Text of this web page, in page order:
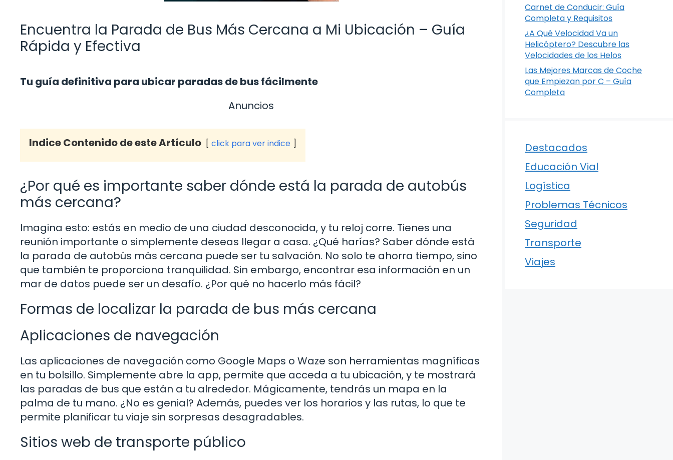
Encuentra la Parada de Bus Más Cercana a Mi Ubicación – Guía
Rápida y Efectiva
Tu guía definitiva para ubicar paradas de bus fácilmente
Anuncios
Indice Contenido de este Artículo click para ver indice
¿Por qué es importante saber dónde está la parada de autobús
más cercana?
Imagina esto: estás en medio de una ciudad desconocida, y tu reloj corre. Tienes una
reunión importante o simplemente deseas llegar a casa. ¿Qué harías? Saber dónde está
la parada de autobús más cercana puede ser tu salvación. No solo te ahorra tiempo, sino
que también te proporciona tranquilidad. Sin embargo, encontrar esa información en un
mar de datos puede ser un desafío. ¿Por qué no hacerlo más fácil?
Formas de localizar la parada de bus más cercana
Aplicaciones de navegación
Las aplicaciones de navegación como Google Maps o Waze son herramientas magníficas
en tu bolsillo. Simplemente abre la app, permite que acceda a tu ubicación, y te mostrará
las paradas de bus que están a tu alrededor. Mágicamente, tendrás un mapa en la
palma de tu mano. ¿No es genial? Además, puedes ver los horarios y las rutas, lo que te
permite planificar tu viaje sin sorpresas desagradables.
Sitios web de transporte público
Carnet de Conducir: Guía
Completa y Requisitos
¿A Qué Velocidad Va un
Helicóptero? Descubre las
Velocidades de los Helos
Las Mejores Marcas de Coche
que Empiezan por C – Guía
Completa
Destacados
Educación Vial
Logística
Problemas Técnicos
Seguridad
Transporte
Viajes